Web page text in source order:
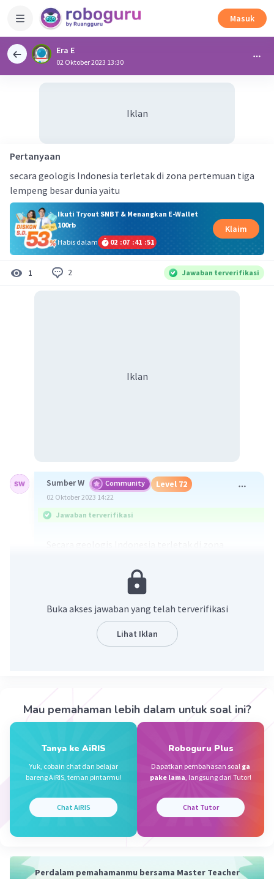
Masuk
Era E
02 Oktober 2023 13:30
Iklan
Pertanyaan
secara geologis Indonesia terletak di zona pertemuan tiga
lempeng besar dunia yaitu
Ikuti Tryout SNBT & Menangkan E-Wallet
100rb
Habis dalam
02 :07 :41 :51
Klaim
1 2 Jawaban terverifikasi
Iklan
Sumber W Community Level 72
02 Oktober 2023 14:22
Jawaban terverifikasi
Lempeng Eurasia, Lempeng Indo-Australia, dan
Beri Rating Balas
Iklan
Beri Rating·0.0 (0) Balas
Buka akses jawaban yang telah terverifikasi
Lihat Iklan
Mau pemahaman lebih dalam untuk soal ini?
Tanya ke AiRIS
Yuk, cobain chat dan belajar
bareng AiRIS, teman pintarmu!
Chat AiRIS
Roboguru Plus
Dapatkan pembahasan soal ga
pake lama, langsung dari Tutor!
Chat Tutor
Perdalam pemahamanmu bersama Master Teacher